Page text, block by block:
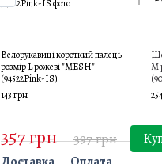
Велорукавиці короткий палець
розмір L рожеві "MESH"
(94522Pink-IS)
143 грн
M
357 грн 397 грн